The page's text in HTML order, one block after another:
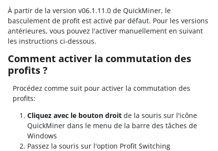
À partir de la version v06.1.11.0 de QuickMiner, le
basculement de profit est activé par défaut. Pour les versions
antérieures, vous pouvez l'activer manuellement en suivant
les instructions ci-dessous.
Comment activer la commutation des
profits ?
Procédez comme suit pour activer la commutation des
profits:
Cliquez avec le bouton droit de la souris sur l'icône
QuickMiner dans le menu de la barre des tâches de
Windows
Passez la souris sur l'option Profit Switching